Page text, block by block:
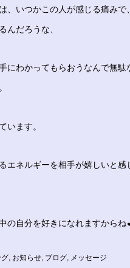
、いつかこの人が感じる痛みで
んだろうな、
にわかってもらおうなんで無駄
います。
エネルギーを相手が嬉しいと感
の自分を好きになれますからね
, お知らせ, ブログ, メッセージ